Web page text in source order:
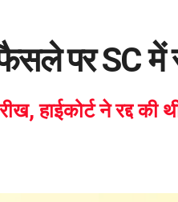
पर SC में
हाईकोर्ट ने रद्द